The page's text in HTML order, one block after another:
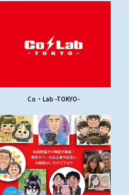
Co・Lab -TOKYO-